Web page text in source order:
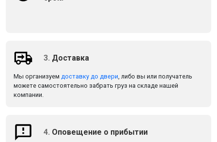
3. Доставка
Мы организуем доставку до двери , либо вы или получатель
можете самостоятельно забрать груз на складе нашей
компании.
4. Оповещение о прибытии